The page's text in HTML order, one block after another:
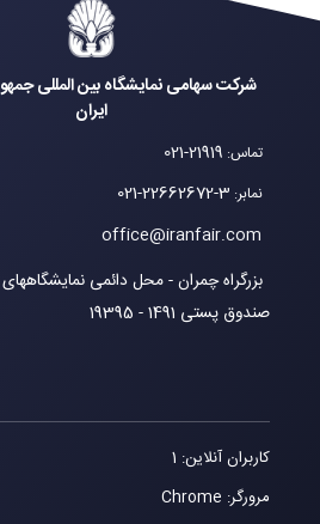
شرکت سهامی نمایشگاه بین المللی
ایران
تماس:
021-21919
نمابر:
021-22662672-3
office@iranfair.com
بزرگراه چمران - محل دائمی
صندوق پستی 1491 - 19395
کاربران آنلاین: 1
مرورگر: Chrome